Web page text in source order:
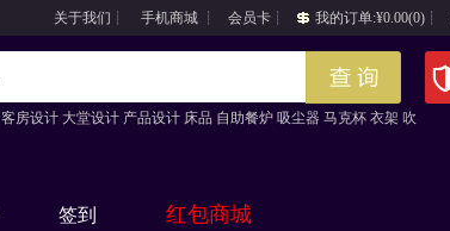
关于我们 ┊ 手机商城 ┊ 会员卡 ┊ 我的订单:¥0.00(0) ┊
客房设计 大堂设计 产品设计 床品 自助餐炉 吸尘器 马克杯 衣架 吹
签到 红包商城